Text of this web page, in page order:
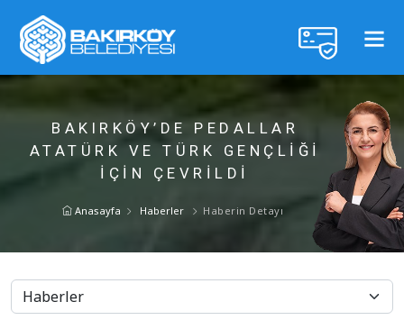
BAKIRKÖY’DE PEDALLAR
ATATÜRK VE TÜRK GENÇLİĞİ
İÇİN ÇEVRİLDİ
Anasayfa Haberler Haberin Detayı